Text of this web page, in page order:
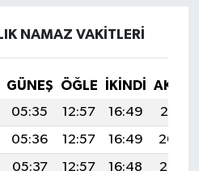
NAMAZ VAKITLERI
GÜNEŞ ÖĞLE İKINDI
05:35 12:57 16:49
20:10
05:36 12:57 16:49
20:09
05:37 12:57 16:48
20:08